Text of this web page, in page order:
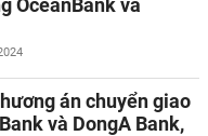
OceanBank và
án chuyển giao
và DongA Bank,